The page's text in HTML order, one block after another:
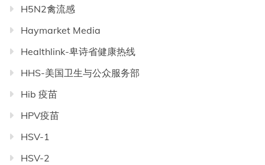
H5N2禽流感
Haymarket Media
Healthlink-卑诗省健康热线
HHS-美国卫生与公众服务部
Hib 疫苗
HPV疫苗
HSV-1
HSV-2